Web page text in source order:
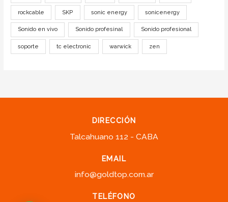
rockcable SKP sonic energy sonicenergy
Sonido en vivo Sonido profesinal Sonido profesional
soporte tc electronic warwick zen
DIRECCIÓN
Talcahuano 112 - CABA
EMAIL
info@goldtop.com.ar
TELÉFONO